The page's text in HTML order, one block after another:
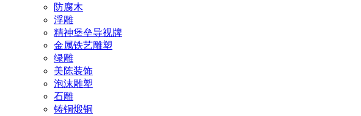
防腐木
浮雕
精神堡垒导视牌
金属铁艺雕塑
绿雕
美陈装饰
泡沫雕塑
石雕
铸铜煅铜